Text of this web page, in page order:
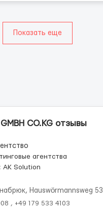
Показать еще
CO.KG отзывы
агентства
AK Solution
Hauswörmannsweg 53
, +49 179 533 4103